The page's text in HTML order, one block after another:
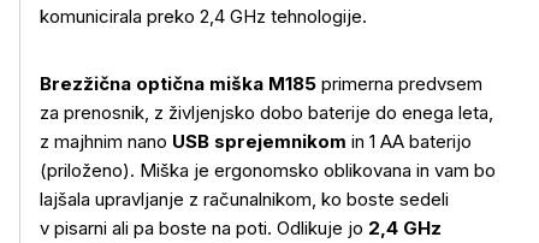
komunicirala preko 2,4 GHz tehnologije.
Brezžična optična miška M185 primerna predvsem
za prenosnik, z življenjsko dobo baterije do enega leta,
z majhnim nano USB sprejemnikom in 1 AA baterijo
(priloženo). Miška je ergonomsko oblikovana in vam bo
lajšala upravljanje z računalnikom, ko boste sedeli
v pisarni ali pa boste na poti. Odlikuje jo 2,4 GHz